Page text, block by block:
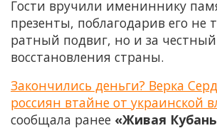
Гости вручили имениннику
презенты, поблагодарив его не
ратный подвиг, но и за
восстановления страны.
Закончились деньги? Верка
россиян втайне от украинской
сообщала ранее «Живая